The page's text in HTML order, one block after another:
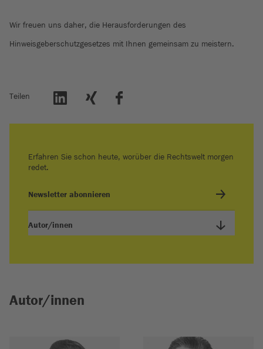
Wir freuen uns daher, die Herausforderungen des
Hinweisgeberschutzgesetzes mit Ihnen gemeinsam zu meistern.
Teilen
Erfahren Sie schon heute, worüber die Rechtswelt morgen
redet.
Newsletter abonnieren
Autor/innen
Autor/innen